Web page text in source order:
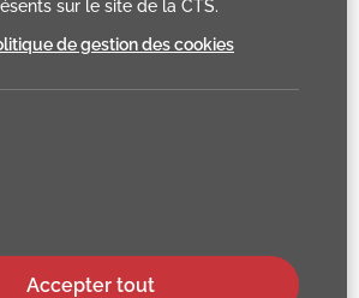
sur le site de la CTS.
de gestion des cookies
Accepter tout